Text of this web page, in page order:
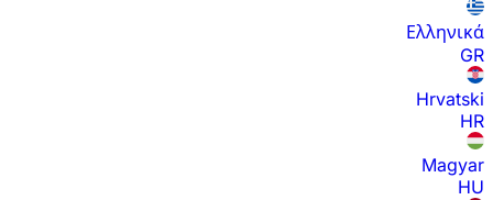
Ελληνικά
GR
Hrvatski
HR
Magyar
HU